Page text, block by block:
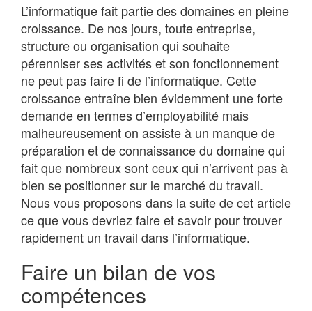
L’informatique fait partie des domaines en pleine
croissance. De nos jours, toute entreprise,
structure ou organisation qui souhaite
pérenniser ses activités et son fonctionnement
ne peut pas faire fi de l’informatique. Cette
croissance entraîne bien évidemment une forte
demande en termes d’employabilité mais
malheureusement on assiste à un manque de
préparation et de connaissance du domaine qui
fait que nombreux sont ceux qui n’arrivent pas à
bien se positionner sur le marché du travail.
Nous vous proposons dans la suite de cet article
ce que vous devriez faire et savoir pour trouver
rapidement un travail dans l’informatique.
Faire un bilan de vos
compétences